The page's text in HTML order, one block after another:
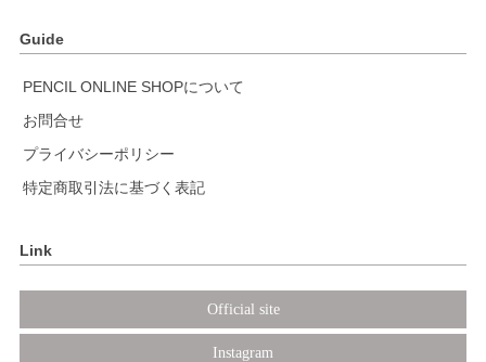
Guide
PENCIL ONLINE SHOPについて
お問合せ
プライバシーポリシー
特定商取引法に基づく表記
Link
Official site
Instagram